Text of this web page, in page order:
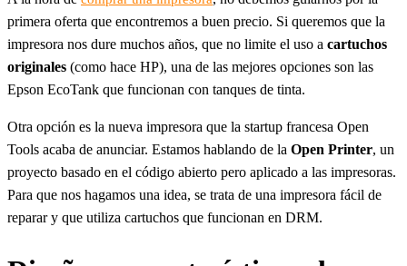
primera oferta que encontremos a buen precio. Si queremos que la
impresora nos dure muchos años, que no limite el uso a cartuchos
originales (como hace HP), una de las mejores opciones son las
Epson EcoTank que funcionan con tanques de tinta.
Otra opción es la nueva impresora que la startup francesa Open
Tools acaba de anunciar. Estamos hablando de la Open Printer, un
proyecto basado en el código abierto pero aplicado a las impresoras.
Para que nos hagamos una idea, se trata de una impresora fácil de
reparar y que utiliza cartuchos que funcionan en DRM.